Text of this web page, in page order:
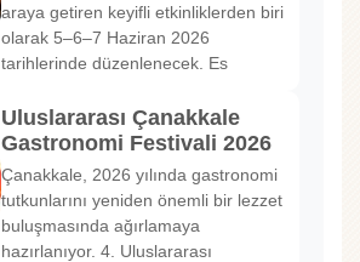
araya getiren keyifli etkinliklerden biri
olarak 5–6–7 Haziran 2026
tarihlerinde düzenlenecek. Es
Uluslararası Çanakkale
Gastronomi Festivali 2026
Çanakkale, 2026 yılında gastronomi
tutkunlarını yeniden önemli bir lezzet
buluşmasında ağırlamaya
hazırlanıyor. 4. Uluslararası